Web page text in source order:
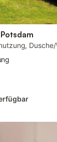
Dusche/